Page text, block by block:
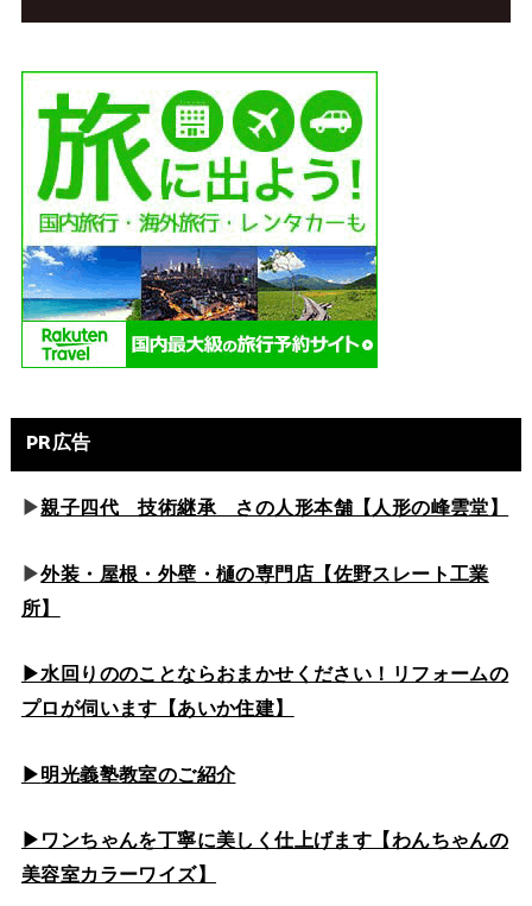
PR広告
▶親子四代 技術継承 さの人形本舗【人形の峰雲堂】
▶外装・屋根・外壁・樋の専門店【佐野スレート工業
所】
▶水回りののことならおまかせください！リフォームの
プロが伺います【あいか住建】
▶明光義塾教室のご紹介
▶ワンちゃんを丁寧に美しく仕上げます【わんちゃんの
美容室カラーワイズ】